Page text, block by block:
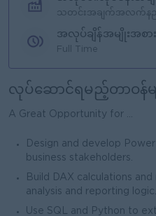
သတင်းအချက်အလက်နည်
အလုပ်ချိန်အမျိုးအစား
Full Time
လုပ်ဆောင်ရမည့်တာဝန်မျ
A Great Opportunity for ...
Design and develop
business stakeholders.
Build DAX calculations
analysis and reporting logic.
Use SQL and Python to